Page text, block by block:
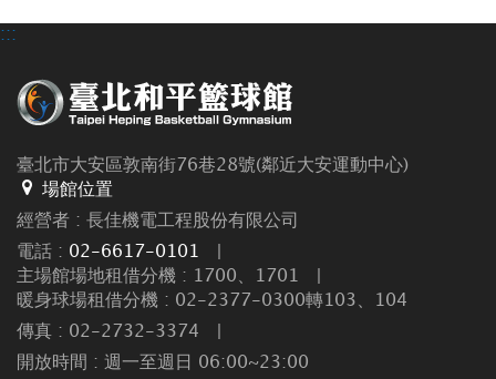
:::
臺北市大安區敦南街76巷28號(鄰近大安運動中心)
場館位置
經營者 : 長佳機電工程股份有限公司
電話 : 02-6617-0101
主場館場地租借分機 : 1700、1701
暖身球場租借分機 : 02-2377-0300轉103、104
傳真 : 02-2732-3374
開放時間 : 週一至週日 06:00~23:00